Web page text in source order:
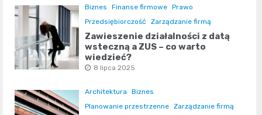
Biznes Finanse firmowe Prawo
Przedsiębiorczość
Zarządzanie firmą
Zawieszenie działalności z datą
wsteczną a ZUS – co warto
wiedzieć?
8 lipca 2025
Architektura
Biznes
Planowanie przestrzenne Zarządzanie firmą